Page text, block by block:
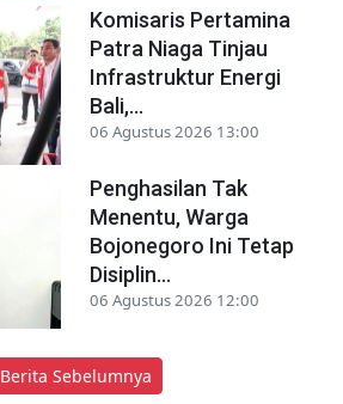
Komisaris Pertamina
Patra Niaga Tinjau
Infrastruktur Energi
Bali,...
06 Agustus 2026 13:00
Penghasilan Tak
Menentu, Warga
Bojonegoro Ini Tetap
Disiplin...
06 Agustus 2026 12:00
Berita Sebelumnya